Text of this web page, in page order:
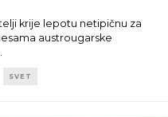
krije lepotu netipičnu za
austrougarske
SVET